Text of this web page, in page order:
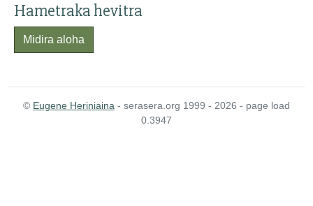
Hametraka hevitra
Midira aloha
© Eugene Heriniaina - serasera.org 1999 - 2026 - page load
0.3947